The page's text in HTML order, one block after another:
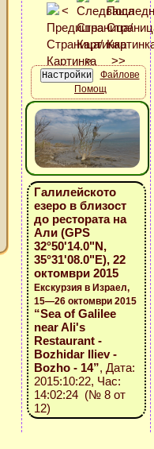
Файлове
Помощ
Галилейското
езеро в близост
до рестората на
Али (GPS
32°50'14.0"N,
35°31'08.0"E), 22
октомври 2015
Екскурзия в Израел,
15—26 октомври 2015
“Sea of Galilee
near Ali's
Restaurant -
Bozhidar Iliev -
Bozho - 14”, Дата:
2015:10:22, Час:
14:02:24 (№ 8 от
12)